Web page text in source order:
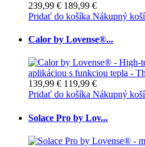
239,99 € 189,99 €
Pridať do košíka Nákupný
Calor by Lovense®...
139,99 € 119,99 €
Pridať do košíka Nákupný
Solace Pro by Lov...